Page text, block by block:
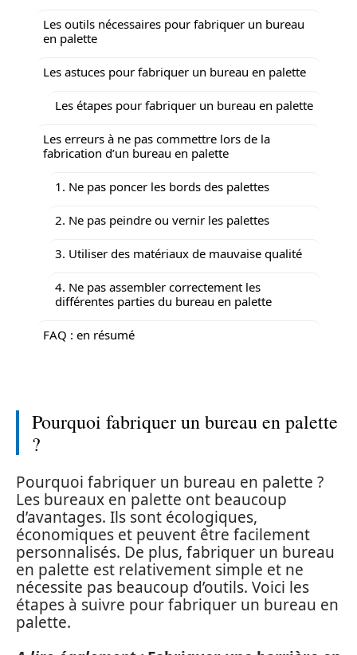
Les outils nécessaires pour fabriquer un bureau
en palette
Les astuces pour fabriquer un bureau en palette
Les étapes pour fabriquer un bureau en palette
Les erreurs à ne pas commettre lors de la
fabrication d’un bureau en palette
1. Ne pas poncer les bords des palettes
2. Ne pas peindre ou vernir les palettes
3. Utiliser des matériaux de mauvaise qualité
4. Ne pas assembler correctement les
différentes parties du bureau en palette
FAQ : en résumé
Pourquoi fabriquer un bureau en palette
?
Pourquoi fabriquer un bureau en palette ?
Les bureaux en palette ont beaucoup
d’avantages. Ils sont écologiques,
économiques et peuvent être facilement
personnalisés. De plus, fabriquer un bureau
en palette est relativement simple et ne
nécessite pas beaucoup d’outils. Voici les
étapes à suivre pour fabriquer un bureau en
palette.